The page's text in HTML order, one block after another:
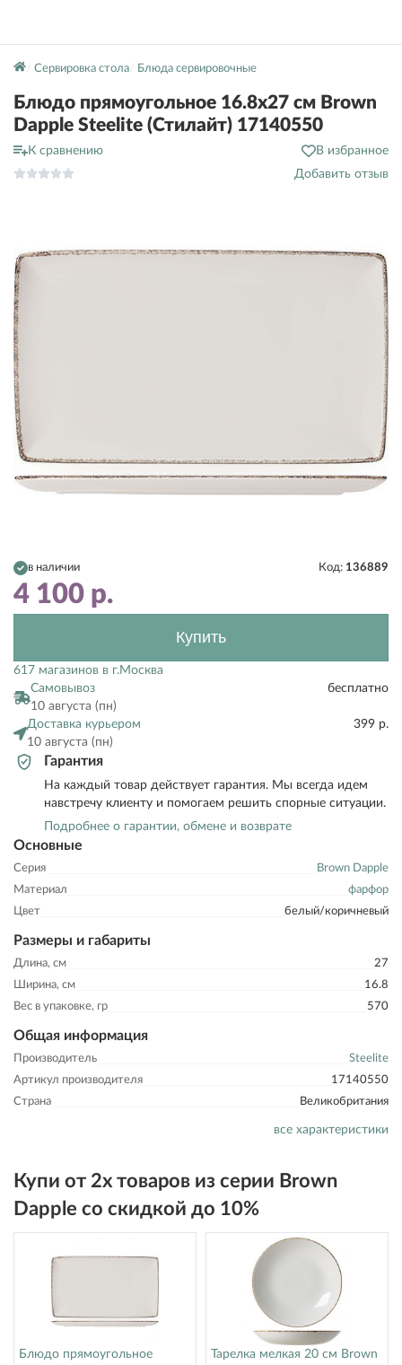
Сервировка стола Блюда сервировочные
Блюдо прямоугольное 16.8х27 см Brown
Dapple Steelite (Стилайт) 17140550
К сравнению
В избранное
Добавить отзыв
Основные
Серия
Brown Dapple
Материал
фарфор
Цвет
белый/коричневый
Размеры и габариты
Длина, см
27
Ширина, см
16.8
Вес в упаковке, гр
570
Общая информация
Производитель
Steelite
Артикул производителя
17140550
Страна
Великобритания
все характеристики
в наличии Код: 136889
4 100 р.
Купить
617 магазинов в г.Москва
Самовывоз
10 августа (пн)
бесплатно
Доставка курьером
10 августа (пн)
399 р.
Гарантия
На каждый товар действует гарантия. Мы всегда идем
навстречу клиенту и помогаем решить спорные ситуации.
Подробнее о гарантии, обмене и возврате
Купи от 2х товаров из серии Brown
Dapple со скидкой до 10%
Блюдо прямоугольное
Тарелка мелкая 20 см Brown